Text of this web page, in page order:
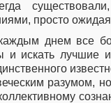
просто
днем все
и искать лучшие
разумом,